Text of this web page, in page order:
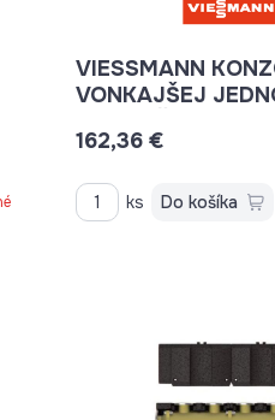
VIESSMANN
VONKAJŠEJ
162,36 €
ks Do košíka